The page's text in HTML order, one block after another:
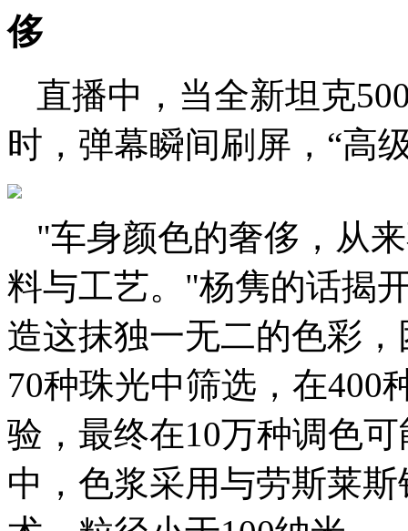
侈
直播中，当全新坦克
时，弹幕瞬间刷屏，“高
"车身颜色的奢侈，从
料与工艺。"杨隽的话揭
造这抹独一无二的色彩
70种珠光中筛选，在400
验，最终在10万种调色
中，色浆采用与劳斯莱